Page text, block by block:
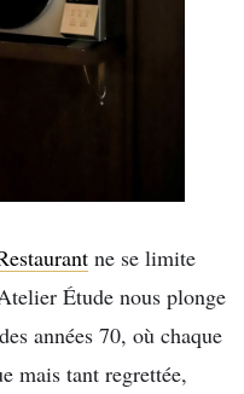
ne se limite
Étude nous plonge
années 70, où chaque
mais tant regrettée,